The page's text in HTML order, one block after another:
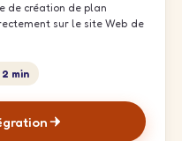
de création de plan
sur le site Web de
min